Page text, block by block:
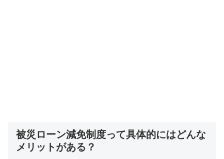
被災ローン減免制度って具体的にはどんな
メリットがある？